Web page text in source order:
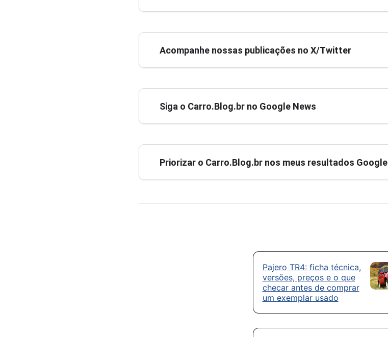
Acompanhe nossas publicações no X/Twitter
Siga o Carro.Blog.br no Google News
Priorizar o Carro.Blog.br nos meus resultados Google
Pajero TR4: ficha técnica,
versões, preços e o que
checar antes de comprar
um exemplar usado